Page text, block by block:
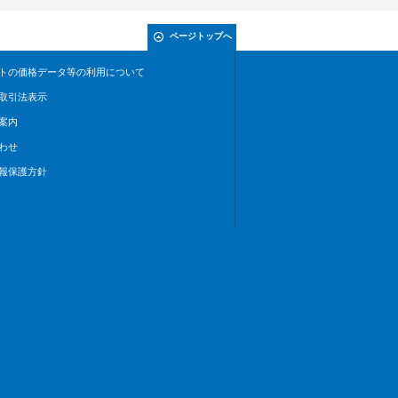
ページトップへ
の価格データ等の利用について
引法表示
内
せ
保護方針